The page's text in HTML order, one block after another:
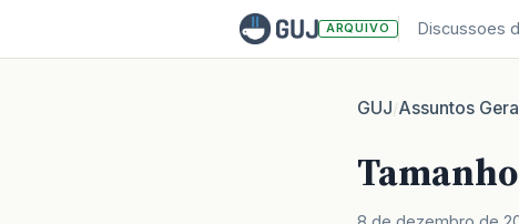
ARQUIVO Discussoes
GUJ/Assuntos